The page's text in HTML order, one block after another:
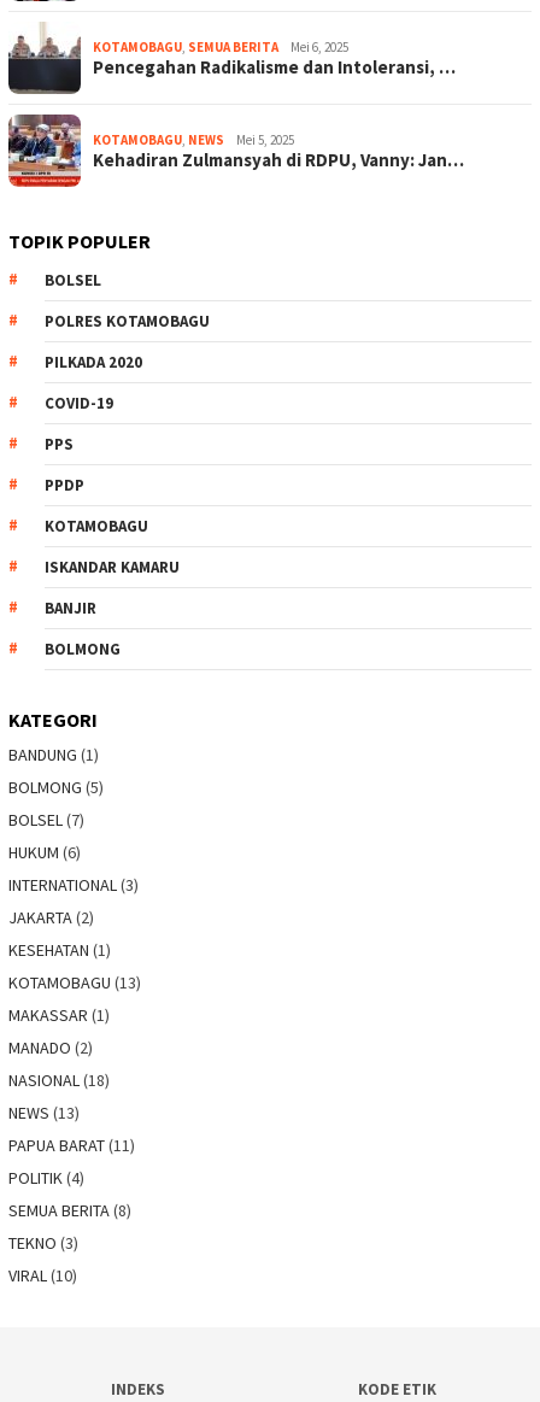
KOTAMOBAGU SEMUA BERITA Mei 6, 2025
Pencegahan Radikalisme dan Intoleransi, …
KOTAMOBAGU NEWS Mei 5, 2025
Kehadiran Zulmansyah di RDPU, Vanny: Jan…
TOPIK POPULER
BOLSEL
POLRES KOTAMOBAGU
PILKADA 2020
COVID-19
PPS
PPDP
KOTAMOBAGU
ISKANDAR KAMARU
BANJIR
BOLMONG
KATEGORI
BANDUNG (1)
BOLMONG (5)
BOLSEL(7)
HUKUM (6)
INTERNATIONAL(3)
JAKARTA(2)
KESEHATAN (1)
KOTAMOBAGU (13)
MAKASSAR (1)
MANADO (2)
NASIONAL(18)
NEWS (13)
PAPUA BARAT(11)
POLITIK(4)
SEMUA BERITA(8)
TEKNO (3)
VIRAL(10)
INDEKS KODE ETIK